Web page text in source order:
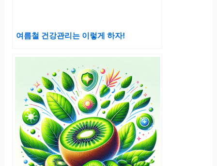
여름철 건강관리는 이렇게 하자!